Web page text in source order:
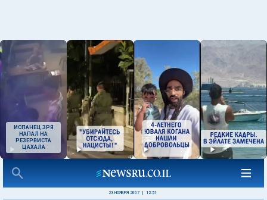
ИСПАНЕЦ ЗРЯ
НАПАЛ НА
РЕЗЕРВИСТА
ЦАХАЛА
23 НОЯБРЯ 2007 12:51